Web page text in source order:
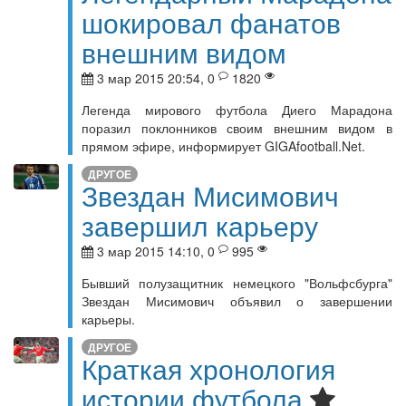
шокировал фанатов
внешним видом
3 мар 2015 20:54, 0
1820
Легенда мирового футбола Диего Марадона
поразил поклонников своим внешним видом в
прямом эфире, информирует GIGAfootball.Net.
ДРУГОЕ
Звездан Мисимович
завершил карьеру
3 мар 2015 14:10, 0
995
Бывший полузащитник немецкого "Вольфсбурга"
Звездан Мисимович объявил о завершении
карьеры.
ДРУГОЕ
Краткая хронология